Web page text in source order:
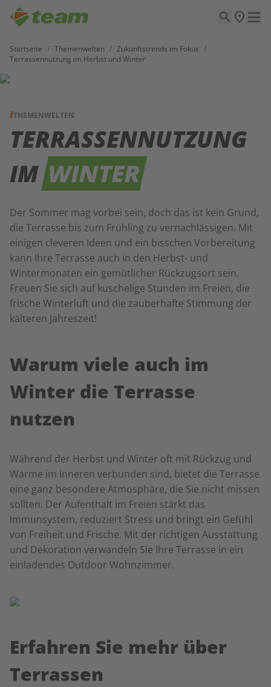
Startseite / Themenwelten / Zukunftstrends im Fokus /
Terrassennutzung im Herbst und Winter
THEMENWELTEN
TERRASSENNUTZUNG
IMWINTER
Der Sommer mag vorbei sein, doch das ist kein Grund,
die Terrasse bis zum Frühling zu vernachlässigen. Mit
einigen cleveren Ideen und ein bisschen Vorbereitung
kann Ihre Terrasse auch in den Herbst- und
Wintermonaten ein gemütlicher Rückzugsort sein.
Freuen Sie sich auf kuschelige Stunden im Freien, die
frische Winterluft und die zauberhafte Stimmung der
kälteren Jahreszeit!
Warum viele auch im
Winter die Terrasse
nutzen
Während der Herbst und Winter oft mit Rückzug und
Wärme im Inneren verbunden sind, bietet die Terrasse
eine ganz besondere Atmosphäre, die Sie nicht missen
sollten. Der Aufenthalt im Freien stärkt das
Immunsystem, reduziert Stress und bringt ein Gefühl
von Freiheit und Frische. Mit der richtigen Ausstattung
und Dekoration verwandeln Sie Ihre Terrasse in ein
einladendes Outdoor Wohnzimmer.
Erfahren Sie mehr über
Terrassen